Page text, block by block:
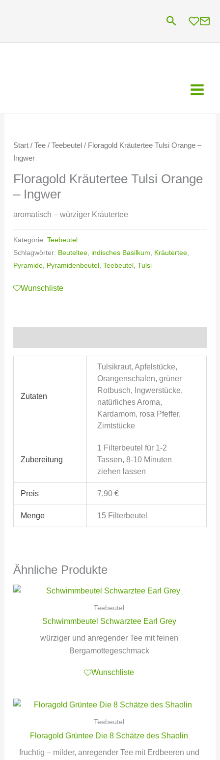
Suchen
Start/ Tee/ Teebeutel / Floragold Kräutertee Tulsi Orange –
Ingwer
Floragold Kräutertee Tulsi Orange
– Ingwer
aromatisch – würziger Kräutertee
Kategorie: Teebeutel
Schlagwörter: Beuteltee, indisches Basilkum Kräutertee,
Pyramide, Pyramidenbeutel, Teebeutel, Tulsi
Wunschliste
Zutaten
Tulsikraut, Apfelstücke,
Orangenschalen, grüner
Rotbusch, Ingwerstücke,
natürliches Aroma,
Kardamom, rosa Pfeffer,
Zimtstücke
Zubereitung
1 Filterbeutel für 1-2
Tassen, 8-10 Minuten
ziehen lassen
Preis 7,90 €
Menge 15 Filterbeutel
Ähnliche Produkte
Teebeutel
Schwimmbeutel Schwarztee Earl Grey
würziger und anregender Tee mit feinen
Bergamottegeschmack
Wunschliste
Teebeutel
Floragold Grüntee Die 8 Schätze des Shaolin
fruchtig – milder, anregender Tee mit Erdbeeren und